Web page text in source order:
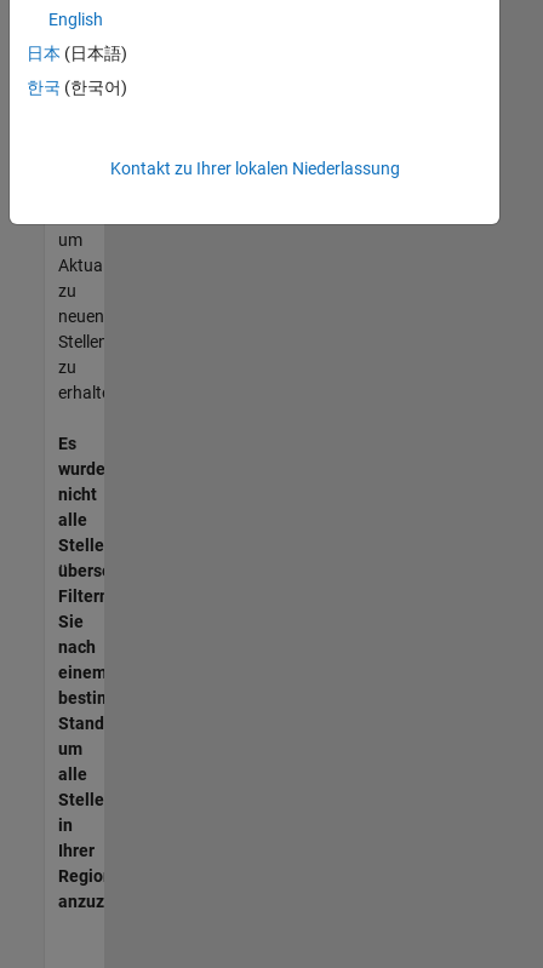
Ihren
entsprechen,
werden
unseres
um
Aktualisierungen
zu
neuen
Stellenangeboten
zu
erhalten.
Es
wurden
nicht
alle
Stellen
übersetzt.
Filtern
Sie
nach
einem
bestimmten
Standort,
um
alle
Stellenangebote
in
Ihrer
Region
anzuzeigen.
English
日本 (日本語)
한국 (한국어)
Kontakt zu Ihrer lokalen Niederlassung